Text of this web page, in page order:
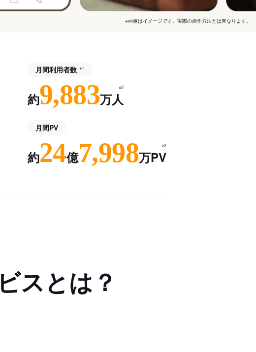
※画像はイメージです。実際の操作方法とは異なります。
月間利用者数 ※1
約9,883万人
※2
月間PV
約24億7,998万PV
※2
スとは？